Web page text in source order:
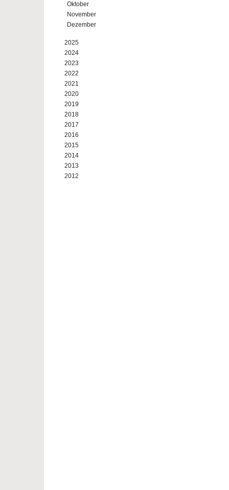
Oktober
November
Dezember
2025
2024
2023
2022
2021
2020
2019
2018
2017
2016
2015
2014
2013
2012